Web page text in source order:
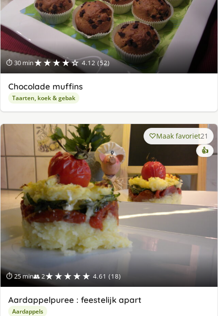
⏱ 30 min★★★★☆ 4.12 (52)
Chocolade muffins
Taarten, koek & gebak
⏱ 25 min👥 2★★★★★ 4.61 (18)
Maak favoriet21
👍
Aardappelpuree : feestelijk apart
Aardappels